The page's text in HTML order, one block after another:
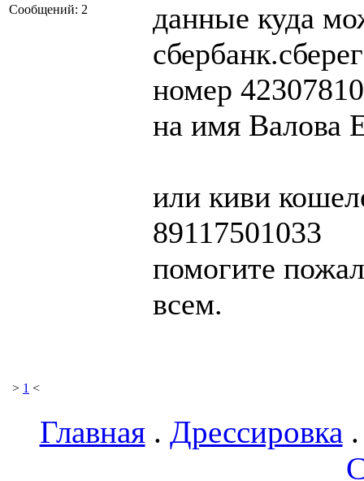
Сообщений: 2
данные куда
номер
на имя Валова
или киви
89117501033
помогите
всем.
> 1 <
Главная. Дрессировка